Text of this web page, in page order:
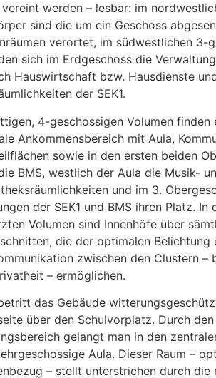
vereint werden – lesbar: im
sind die um ein Geschoss
verortet, im südwestlichen 3-
sich im Erdgeschoss die
Hauswirtschaft bzw. Hausdienste
der SEK1.
4-geschossigen Volumen finden
Ankommensbereich mit Aula,
sowie in den ersten beiden
BMS, westlich der Aula die Musik-
und im 3.
der SEK1 und BMS ihren Platz. In
Volumen sind Innenhöfe über
die der optimalen Belichtung
zwischen den Clustern –
– ermöglichen.
das Gebäude
über den Schulvorplatz. Durch
gelangt man in den
Aula. Dieser Raum –
– stellt unterstrichen durch die